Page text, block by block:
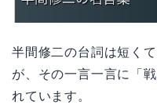
半間修二の台詞は短く
が、その一言一言に「
れています。